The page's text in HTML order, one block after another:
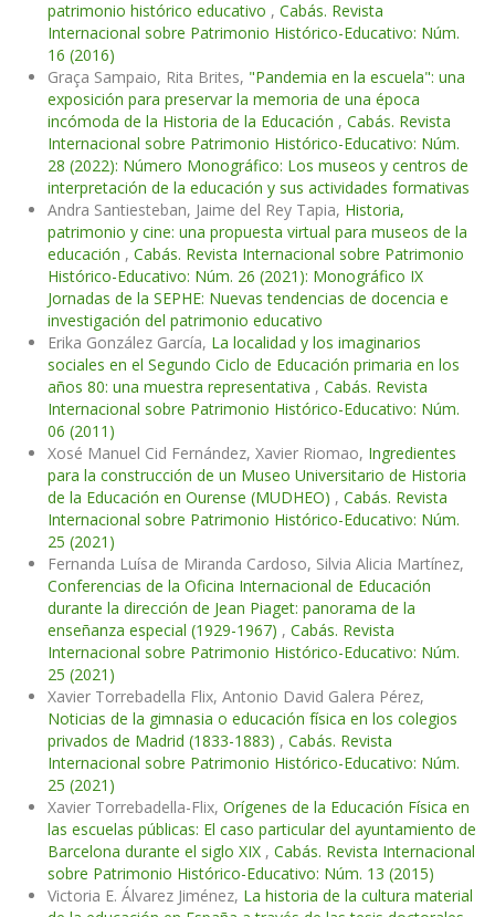
patrimonio histórico educativo , Cabás. Revista
Internacional sobre Patrimonio Histórico-Educativo: Núm.
16 (2016)
Graça Sampaio, Rita Brites, "Pandemia en la escuela": una
exposición para preservar la memoria de una época
incómoda de la Historia de la Educación , Cabás. Revista
Internacional sobre Patrimonio Histórico-Educativo: Núm.
28 (2022): Número Monográfico: Los museos y centros de
interpretación de la educación y sus actividades formativas
Andra Santiesteban, Jaime del Rey Tapia, Historia,
patrimonio y cine: una propuesta virtual para museos de la
educación , Cabás. Revista Internacional sobre Patrimonio
Histórico-Educativo: Núm. 26 (2021): Monográfico IX
Jornadas de la SEPHE: Nuevas tendencias de docencia e
investigación del patrimonio educativo
Erika González García, La localidad y los imaginarios
sociales en el Segundo Ciclo de Educación primaria en los
años 80: una muestra representativa , Cabás. Revista
Internacional sobre Patrimonio Histórico-Educativo: Núm.
06 (2011)
Xosé Manuel Cid Fernández, Xavier Riomao, Ingredientes
para la construcción de un Museo Universitario de Historia
de la Educación en Ourense (MUDHEO) , Cabás. Revista
Internacional sobre Patrimonio Histórico-Educativo: Núm.
25 (2021)
Fernanda Luísa de Miranda Cardoso, Silvia Alicia Martínez,
Conferencias de la Oficina Internacional de Educación
durante la dirección de Jean Piaget: panorama de la
enseñanza especial (1929-1967) , Cabás. Revista
Internacional sobre Patrimonio Histórico-Educativo: Núm.
25 (2021)
Xavier Torrebadella Flix, Antonio David Galera Pérez,
Noticias de la gimnasia o educación física en los colegios
privados de Madrid (1833-1883) , Cabás. Revista
Internacional sobre Patrimonio Histórico-Educativo: Núm.
25 (2021)
Xavier Torrebadella-Flix, Orígenes de la Educación Física en
las escuelas públicas: El caso particular del ayuntamiento de
Barcelona durante el siglo XIX , Cabás. Revista Internacional
sobre Patrimonio Histórico-Educativo: Núm. 13 (2015)
Victoria E. Álvarez Jiménez, La historia de la cultura material